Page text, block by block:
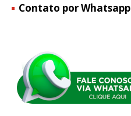
Contato por Whatsapp